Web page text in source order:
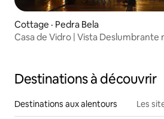
Cottage · Pedra Bela
Casa de Vidro | Vista Deslumbrante
Destinations à découvrir
Destinations aux alentours Les